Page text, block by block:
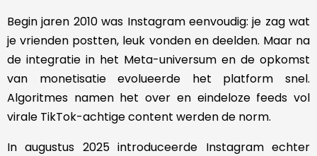
Begin jaren 2010 was Instagram eenvoudig: je zag wat
je vrienden postten, leuk vonden en deelden. Maar na
de integratie in het Meta-universum en de opkomst
van monetisatie evolueerde het platform snel.
Algoritmes namen het over en eindeloze feeds vol
virale TikTok-achtige content werden de norm.
In augustus 2025 introduceerde Instagram echter